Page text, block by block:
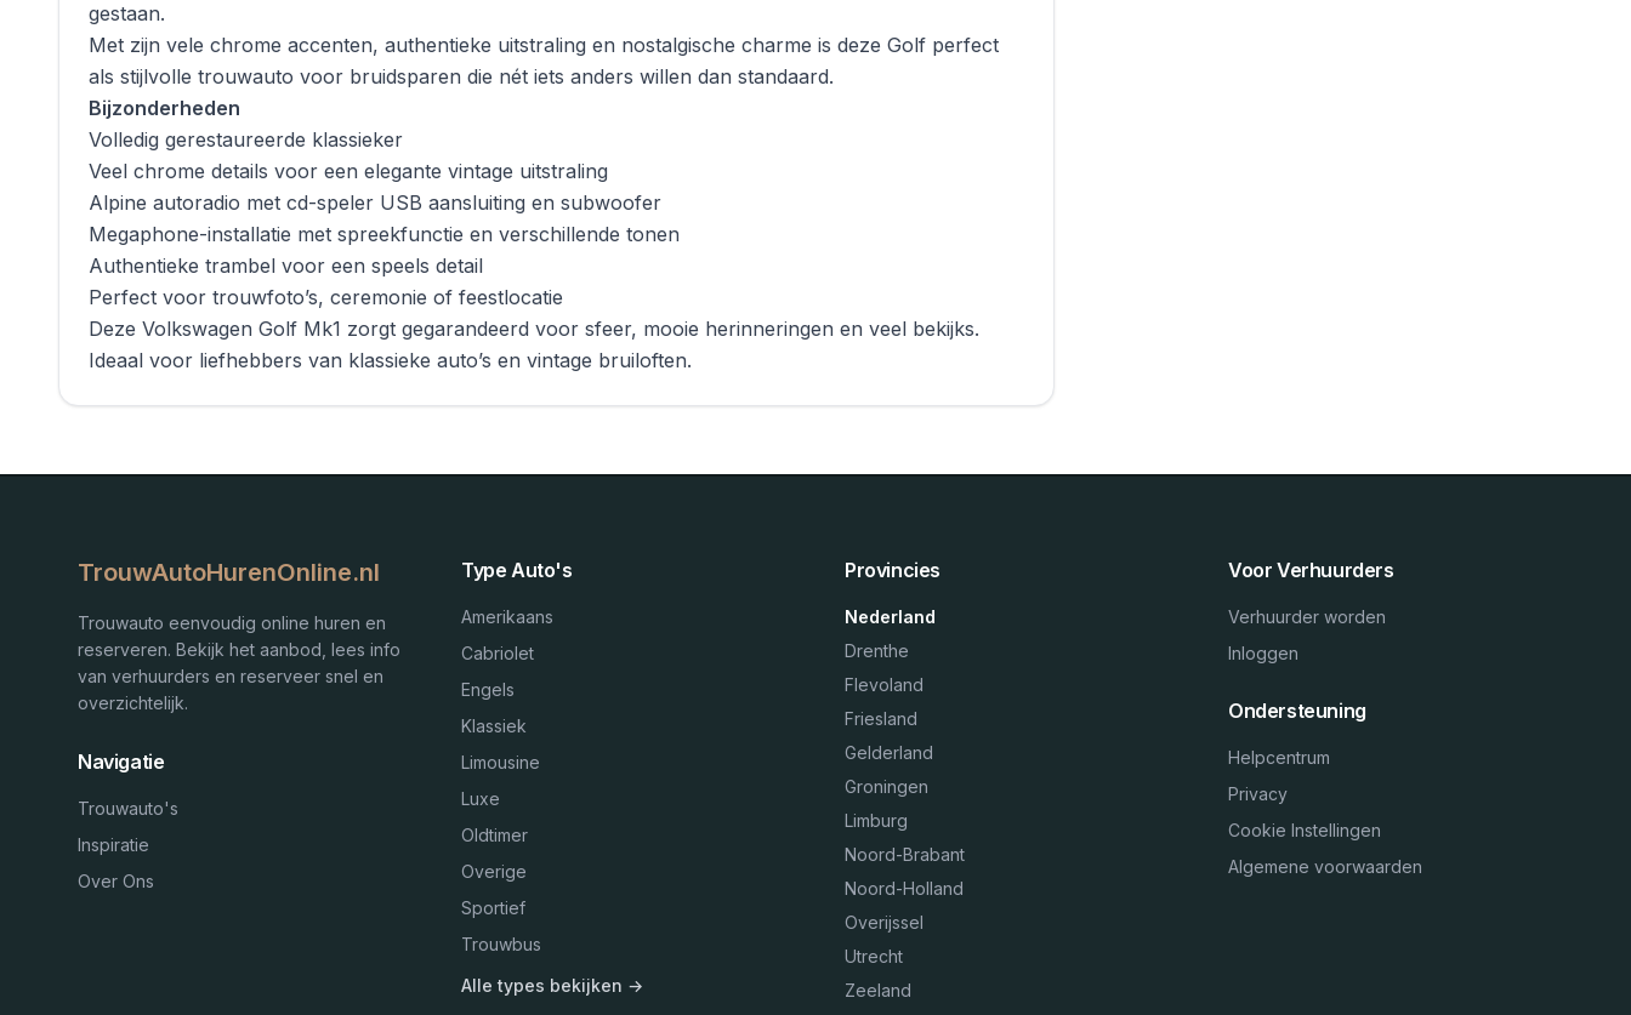
gestaan.
Met zijn vele chrome accenten, authentieke uitstraling en nostalgische charme is deze Golf perfect
als stijlvolle trouwauto voor bruidsparen die nét iets anders willen dan standaard.
Bijzonderheden
Volledig gerestaureerde klassieker
Veel chrome details voor een elegante vintage uitstraling
Alpine autoradio met cd-speler USB aansluiting en subwoofer
Megaphone-installatie met spreekfunctie en verschillende tonen
Authentieke trambel voor een speels detail
Perfect voor trouwfoto’s, ceremonie of feestlocatie
Deze Volkswagen Golf Mk1 zorgt gegarandeerd voor sfeer, mooie herinneringen en veel bekijks.
Ideaal voor liefhebbers van klassieke auto’s en vintage bruiloften.
TrouwAutoHurenOnline.nl
Trouwauto eenvoudig online huren en
reserveren. Bekijk het aanbod, lees info
van verhuurders en reserveer snel en
overzichtelijk.
Navigatie
Trouwauto's
Inspiratie
Over Ons
Type Auto's
Amerikaans
Cabriolet
Engels
Klassiek
Limousine
Luxe
Oldtimer
Overige
Sportief
Trouwbus
Alle types bekijken →
Provincies
Nederland
Drenthe
Flevoland
Friesland
Gelderland
Groningen
Limburg
Noord-Brabant
Noord-Holland
Overijssel
Utrecht
Zeeland
Voor Verhuurders
Verhuurder worden
Inloggen
Ondersteuning
Helpcentrum
Privacy
Cookie Instellingen
Algemene voorwaarden